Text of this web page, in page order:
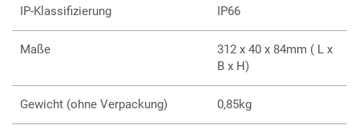
IP-Klassifizierung IP66
Maße
312 x 40 x 84mm ( L x
B x H)
Gewicht (ohne Verpackung) 0,85kg